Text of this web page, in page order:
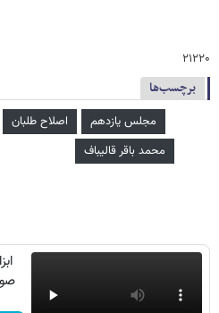
۲۱۲۲۰
برچسب‌ها
مجلس یازدهم اصلاح طلبان
محمد باقر قالیباف